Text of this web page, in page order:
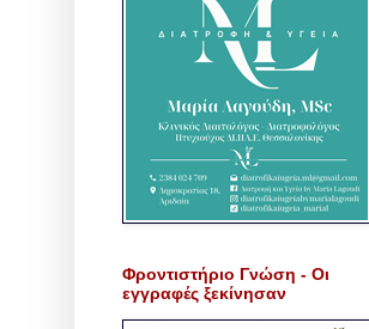
Φροντιστήριο Γνώση - Οι
εγγραφές ξεκίνησαν